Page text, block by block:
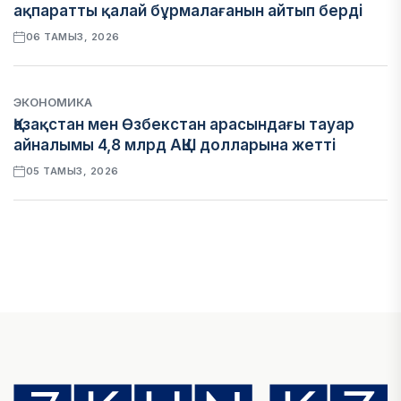
ақпаратты қалай бұрмалағанын айтып берді
06 ТАМЫЗ, 2026
ЭКОНОМИКА
Қазақстан мен Өзбекстан арасындағы тауар
айналымы 4,8 млрд АҚШ долларына жетті
05 ТАМЫЗ, 2026
БИЛІК